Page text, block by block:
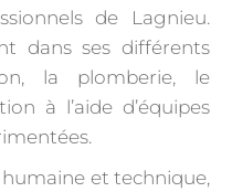
de Lagnieu.
dans ses différents
la plomberie, le
à l’aide d’équipes
et technique,